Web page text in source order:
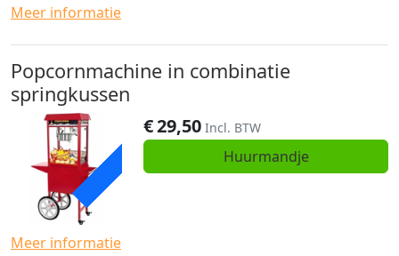
Meer informatie
Popcornmachine in combinatie
springkussen
ACTIE
€29,50 Incl. BTW
Huurmandje
Meer informatie